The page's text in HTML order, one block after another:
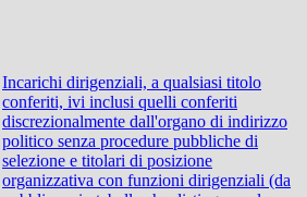
Incarichi dirigenziali, a qualsiasi titolo
conferiti, ivi inclusi quelli conferiti
discrezionalmente dall'organo di indirizzo
politico senza procedure pubbliche di
selezione e titolari di posizione
organizzativa con funzioni dirigenziali (da